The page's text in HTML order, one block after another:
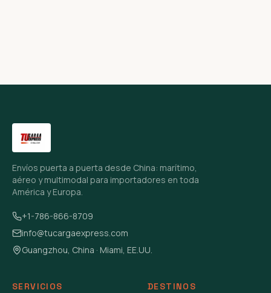
Envíos puerta a puerta desde China: marítimo,
aéreo y multimodal para importadores en toda
América y Europa.
+1-786-866-8709
info@tucargaexpress.com
Guangzhou, China · Miami, EE.UU.
SERVICIOS DESTINOS